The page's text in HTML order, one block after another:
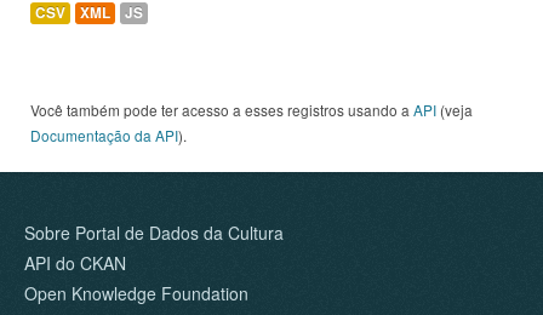
CSV XML JS
Você também pode ter acesso a esses registros usando a API (veja
Documentação da API).
Sobre Portal de Dados da Cultura
API do CKAN
Open Knowledge Foundation